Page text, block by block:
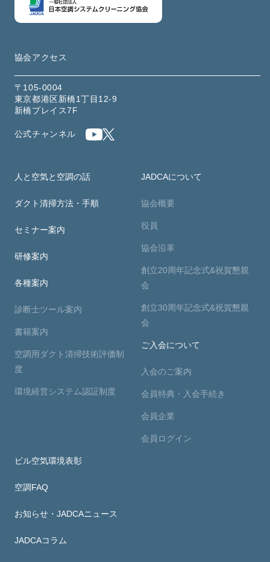
協会アクセス
〒105-0004
東京都港区新橋1丁目12-9
新橋プレイス7F
公式チャンネル
人と空気と空調の話
ダクト清掃方法・手順
セミナー案内
研修案内
各種案内
診断士ツール案内
書籍案内
空調用ダクト清掃技術評価制
度
環境経営システム認証制度
JADCAについて
協会概要
役員
協会沿革
創立20周年記念式&祝賀懇親
会
創立30周年記念式&祝賀懇親
会
ご入会について
入会のご案内
会員特典・入会手続き
会員企業
会員ログイン
ビル空気環境表彰
空調FAQ
お知らせ・JADCAニュース
JADCAコラム